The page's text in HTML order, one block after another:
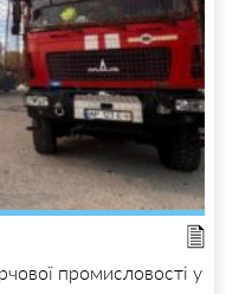
промисловості у